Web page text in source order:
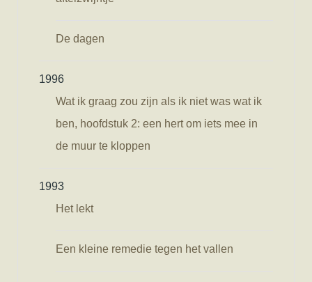
De dagen
1996
Wat ik graag zou zijn als ik niet was wat ik
ben, hoofdstuk 2: een hert om iets mee in
de muur te kloppen
1993
Het lekt
Een kleine remedie tegen het vallen